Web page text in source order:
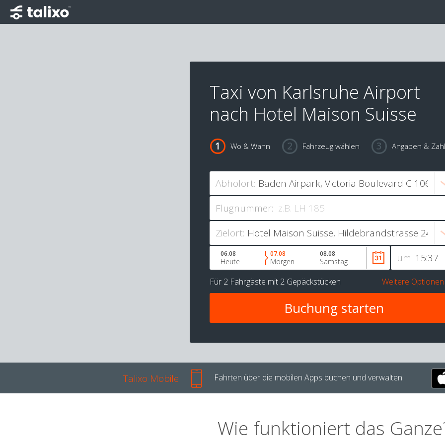
Taxi von Karlsruhe Airport
nach Hotel Maison Suisse
Wo & Wann Fahrzeug wählen Angaben &
Abholort:
Flugnummer:
Zielort:
um
06.08
Heute
07.08
Morgen
08.08
Samstag
Für 2 Fahrgäste mit 2 Gepäckstücken Weitere Optionen
Talixo Mobile Fahrten über die mobilen Apps buchen und verwalten.
Wie funktioniert das